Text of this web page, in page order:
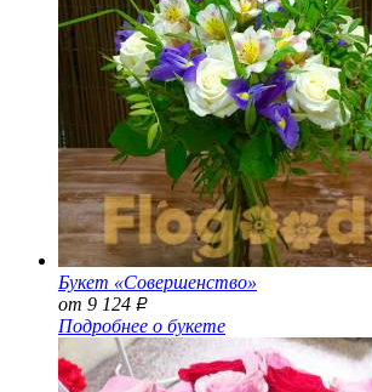
Букет «Совершенство»
от 9 124 Р
Подробнее о букете